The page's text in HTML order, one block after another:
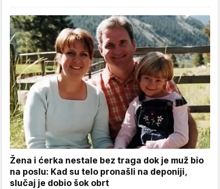
Žena i ćerka nestale bez traga dok je muž bio
na poslu: Kad su telo pronašli na deponiji,
slučaj je dobio šok obrt